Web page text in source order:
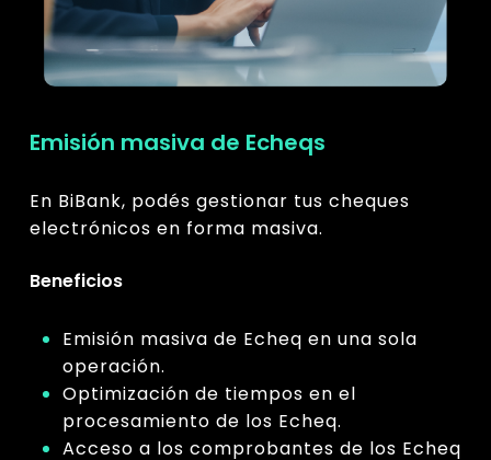
Emisión masiva de Echeqs
En BiBank, podés gestionar tus cheques
electrónicos en forma masiva.
Beneficios
Emisión masiva de Echeq en una sola
operación.
Optimización de tiempos en el
procesamiento de los Echeq.
Acceso a los comprobantes de los Echeq